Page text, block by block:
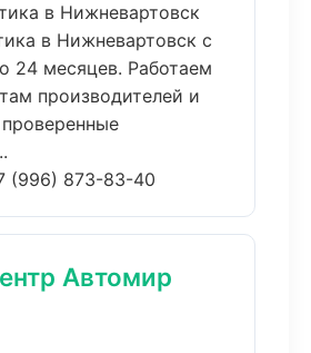
в Нижневартовск
в Нижневартовск с
24 месяцев. Работаем
производителей и
(996) 873-83-40
Автомир